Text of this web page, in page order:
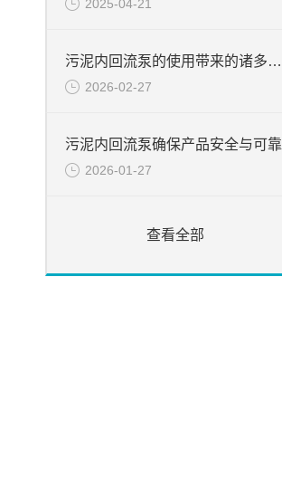
2025-04-21
污泥内回流泵的使用带来的诸多优势说明
2026-02-27
污泥内回流泵确保产品安全与可靠
2026-01-27
查看全部